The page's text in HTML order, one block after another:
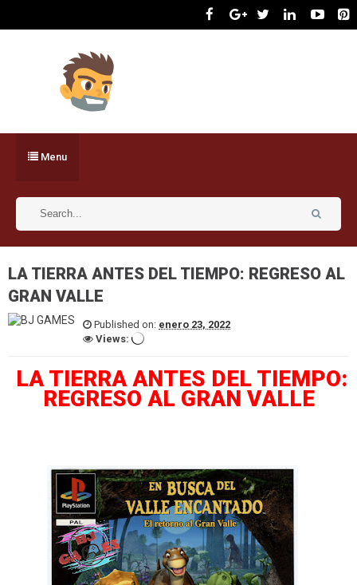
Menu
LA TIERRA ANTES DEL TIEMPO: REGRESO AL
GRAN VALLE
Published on: enero 23, 2022
Views:
LA TIERRA ANTES DEL TIEMPO:
REGRESO AL GRAN VALLE